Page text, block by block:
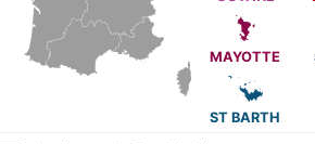
MAYOTTE
ST BARTH